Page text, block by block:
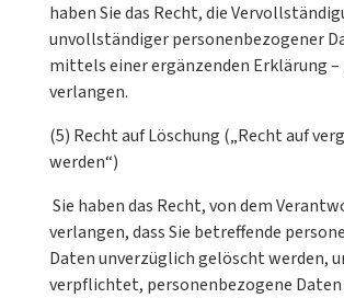
haben Sie das Recht, die
unvollständiger personenbezogener
mittels einer ergänzenden Erklärung –
verlangen.
(5) Recht auf Löschung („Recht auf
werden“)
Sie haben das Recht, von dem
verlangen, dass Sie betreffende
Daten unverzüglich gelöscht werden,
verpflichtet, personenbezogene